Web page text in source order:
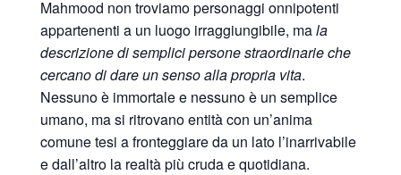
Mahmood non troviamo personaggi onnipotenti
appartenenti a un luogo irraggiungibile, mala
descrizione di semplici persone straordinarie che
cercano di dare un senso alla propria vita.
Nessuno è immortale e nessuno è un semplice
umano, ma si ritrovano entità con un’anima
comune tesi a fronteggiare da un lato l’inarrivabile
e dall’altro la realtà più cruda e quotidiana.